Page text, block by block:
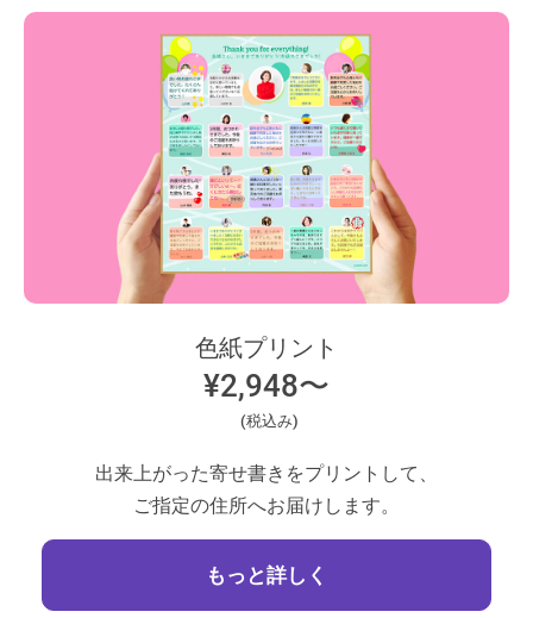
色紙プリント
¥2,948〜
(税込み)
出来上がった寄せ書きをプリントして、
ご指定の住所へお届けします。
もっと詳しく